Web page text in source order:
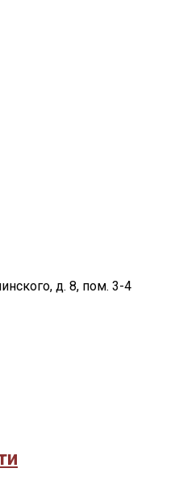
д. 8, пом. 3-4